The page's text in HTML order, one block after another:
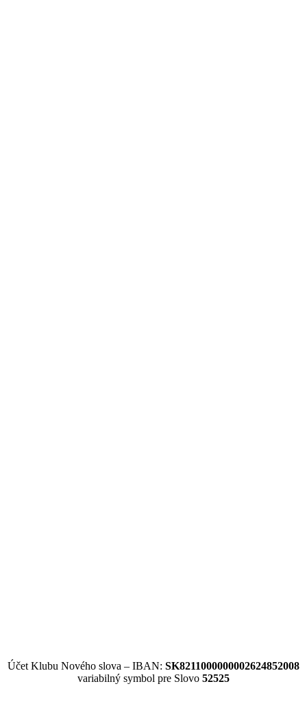
Účet Klubu Nového slova – IBAN: SK8211000000002624852008
variabilný symbol pre Slovo 52525